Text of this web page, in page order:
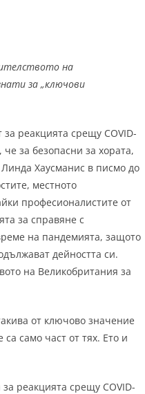
на
за „ключови
реакцията срещу COVID-
за безопасни за хората,
Хаусманис в писмо до
местното
професионалистите от
за справяне с
на пандемията, защото
дейността си.
на Великобритания за
от ключово значение
само част от тях. Ето и
реакцията срещу COVID-